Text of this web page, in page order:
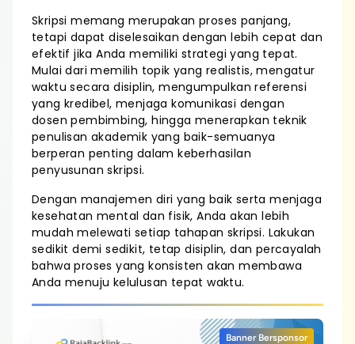
Skripsi memang merupakan proses panjang,
tetapi dapat diselesaikan dengan lebih cepat dan
efektif jika Anda memiliki strategi yang tepat.
Mulai dari memilih topik yang realistis, mengatur
waktu secara disiplin, mengumpulkan referensi
yang kredibel, menjaga komunikasi dengan
dosen pembimbing, hingga menerapkan teknik
penulisan akademik yang baik-semuanya
berperan penting dalam keberhasilan
penyusunan skripsi.
Dengan manajemen diri yang baik serta menjaga
kesehatan mental dan fisik, Anda akan lebih
mudah melewati setiap tahapan skripsi. Lakukan
sedikit demi sedikit, tetap disiplin, dan percayalah
bahwa proses yang konsisten akan membawa
Anda menuju kelulusan tepat waktu.
Banner Bersponsor